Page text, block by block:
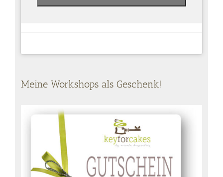
Meine Workshops als Geschenk!